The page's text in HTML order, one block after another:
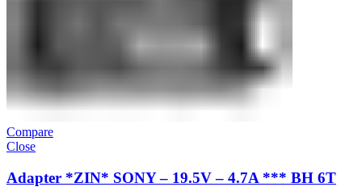
Compare
Close
Adapter *ZIN* SONY – 19.5V – 4.7A *** BH 6T